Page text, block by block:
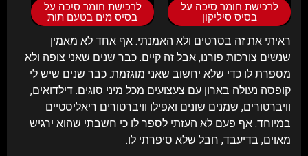
לרכישת חומר סיכה על
בסיס סיליקון
לרכישת חומר סיכה על
בסיס מים בטעם תות
ראיתי את זה בסרטים ולא האמנתי. אף אחד לא מאמין
שנשים צורכות פורנו, אבל זה קיים. כבר שנים שאני צופה ולא
מספרת לו כדי שלא יחשוב שאני מוגזמת. כבר שנים שיש לי
קופסה נעולה בארון עם צעצועים מכל מיני סוגים. דילדואים,
וויברטורים, שמנים שונים ואפילו וויברטורים ריאליסטיים
במיוחד. אף פעם לא העזתי לספר לו כי חשבתי שהוא ירגיש
מאוים, בדיעבד, חבל שלא סיפרתי לו.